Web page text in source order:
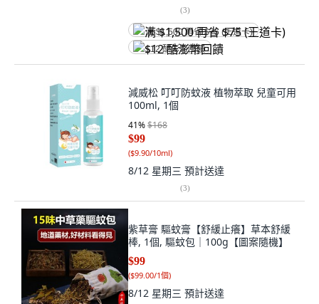
(3)
满 $1,500 再省 $75 (王道卡)
$12 酷澎幣回饋
減威松 叮叮防蚊液 植物萃取 兒童可用
100ml, 1個
41%$168
$99
($9.90/10ml)
8/12 星期三 預計送達
(3)
紫草膏 驅蚊膏【舒緩止癢】草本舒緩
棒, 1個, 驅蚊包｜100g【圖案隨機】
$99
($99.00/1個)
8/12 星期三 預計送達